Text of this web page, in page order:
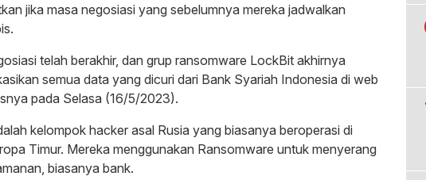
jika masa negosiasi yang sebelumnya mereka jadwalkan
telah berakhir, dan grup ransomware LockBit akhirnya
semua data yang dicuri dari Bank Syariah Indonesia di web
pada Selasa (16/5/2023).
kelompok hacker asal Rusia yang biasanya beroperasi di
Timur. Mereka menggunakan Ransomware untuk menyerang
biasanya bank.